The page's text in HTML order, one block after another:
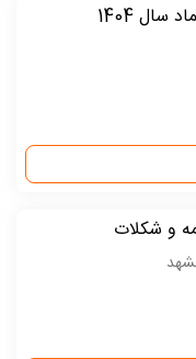
1404
و شکلات